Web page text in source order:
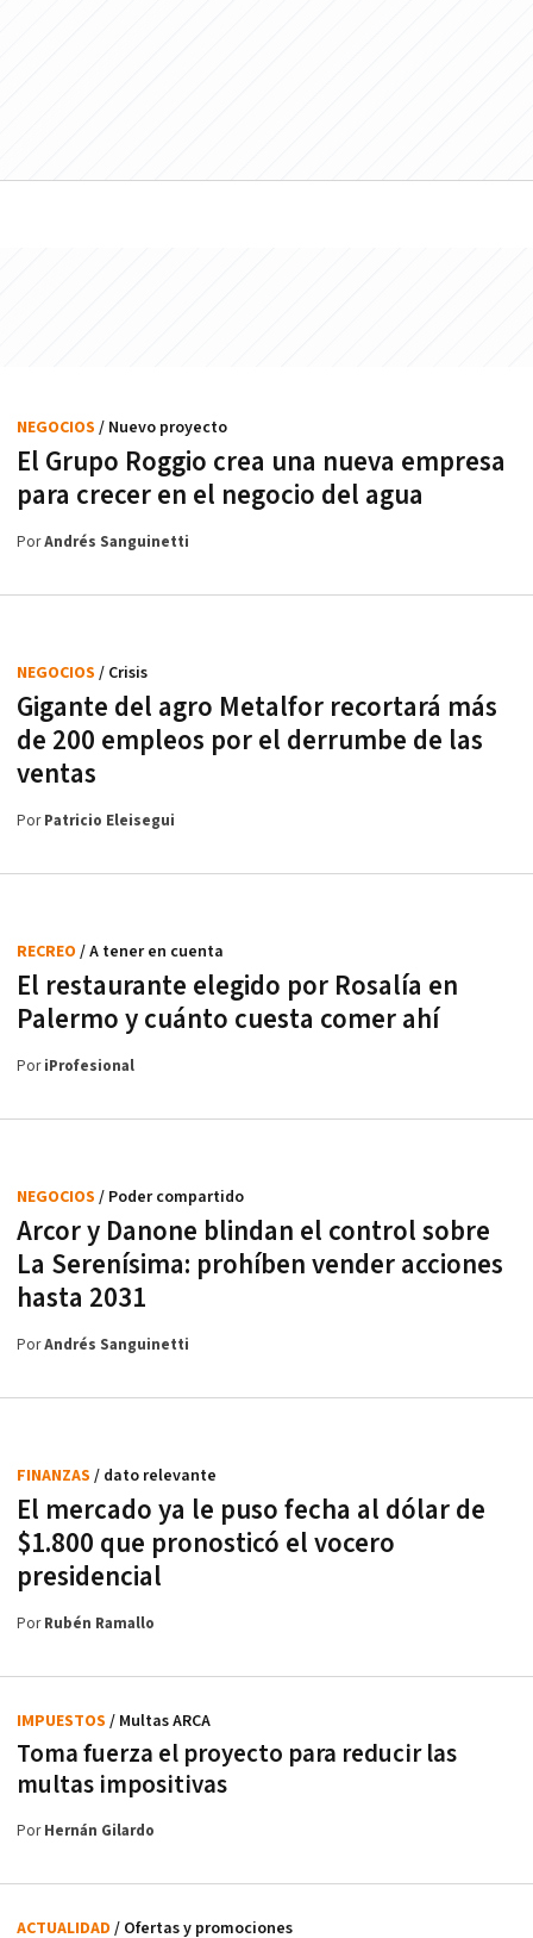
El Grupo Roggio crea una nueva empresa
para crecer en el negocio del agua
NEGOCIOS / Nuevo proyecto
PorAndrés Sanguinetti
Gigante del agro Metalfor recortará más
de 200 empleos por el derrumbe de las
ventas
NEGOCIOS / Crisis
PorPatricio Eleisegui
El restaurante elegido por Rosalía en
Palermo y cuánto cuesta comer ahí
RECREO / A tener en cuenta
PoriProfesional
Arcor y Danone blindan el control sobre
La Serenísima: prohíben vender acciones
hasta 2031
NEGOCIOS / Poder compartido
PorAndrés Sanguinetti
El mercado ya le puso fecha al dólar de
$1.800 que pronosticó el vocero
presidencial
FINANZAS / dato relevante
PorRubén Ramallo
Toma fuerza el proyecto para reducir las
multas impositivas
IMPUESTOS / Multas ARCA
PorHernán Gilardo
ACTUALIDAD / Ofertas y promociones